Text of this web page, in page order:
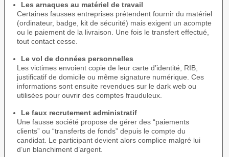
Les arnaques au matériel de travail
Certaines fausses entreprises prétendent fournir du matériel
(ordinateur, badge, kit de sécurité) mais exigent un acompte
ou le paiement de la livraison. Une fois le transfert effectué,
tout contact cesse.
Le vol de données personnelles
Les victimes envoient copie de leur carte d’identité, RIB,
justificatif de domicile ou même signature numérique. Ces
informations sont ensuite revendues sur le dark web ou
utilisées pour ouvrir des comptes frauduleux.
Le faux recrutement administratif
Une fausse société propose de gérer des “paiements
clients” ou “transferts de fonds” depuis le compte du
candidat. Le participant devient alors complice malgré lui
d’un blanchiment d’argent.